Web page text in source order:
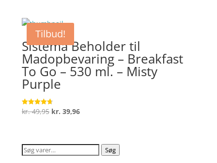
var:
kr. 179,90.
Tilbud!
Sistema Beholder til
Madopbevaring – Breakfast
To Go – 530 ml. – Misty
Purple
Vurderet
4.7
kr.49,95 Den
var:
kr. 49,95.
kr. 39,96Den
er:
kr. 39,96.
Søg
Søg